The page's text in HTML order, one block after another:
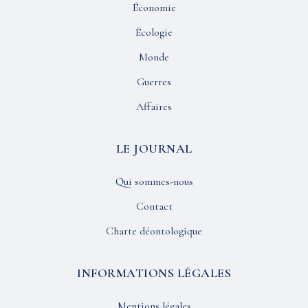
Économie
Écologie
Monde
Guerres
Affaires
LE JOURNAL
Qui sommes-nous
Contact
Charte déontologique
INFORMATIONS LÉGALES